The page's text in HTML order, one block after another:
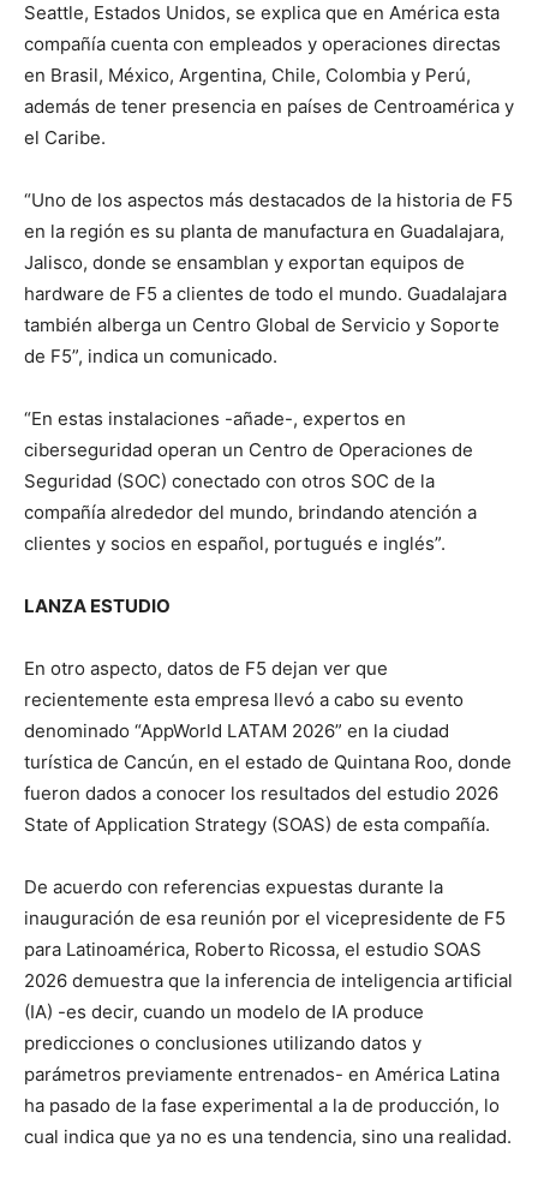
Seattle, Estados Unidos, se explica que en América esta
compañía cuenta con empleados y operaciones directas
en Brasil, México, Argentina, Chile, Colombia y Perú,
además de tener presencia en países de Centroamérica y
el Caribe.
“Uno de los aspectos más destacados de la historia de F5
en la región es su planta de manufactura en Guadalajara,
Jalisco, donde se ensamblan y exportan equipos de
hardware de F5 a clientes de todo el mundo. Guadalajara
también alberga un Centro Global de Servicio y Soporte
de F5”, indica un comunicado.
“En estas instalaciones -añade-, expertos en
ciberseguridad operan un Centro de Operaciones de
Seguridad (SOC) conectado con otros SOC de la
compañía alrededor del mundo, brindando atención a
clientes y socios en español, portugués e inglés”.
LANZA ESTUDIO
En otro aspecto, datos de F5 dejan ver que
recientemente esta empresa llevó a cabo su evento
denominado “AppWorld LATAM 2026” en la ciudad
turística de Cancún, en el estado de Quintana Roo, donde
fueron dados a conocer los resultados del estudio 2026
State of Application Strategy (SOAS) de esta compañía.
De acuerdo con referencias expuestas durante la
inauguración de esa reunión por el vicepresidente de F5
para Latinoamérica, Roberto Ricossa, el estudio SOAS
2026 demuestra que la inferencia de inteligencia artificial
(IA) -es decir, cuando un modelo de IA produce
predicciones o conclusiones utilizando datos y
parámetros previamente entrenados- en América Latina
ha pasado de la fase experimental a la de producción, lo
cual indica que ya no es una tendencia, sino una realidad.